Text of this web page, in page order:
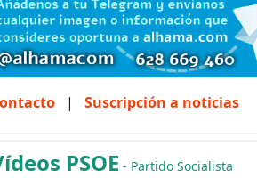
| Suscripción a noticias
PSOE - Partido Socialista